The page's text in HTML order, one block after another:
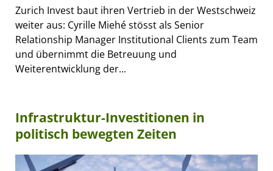
Zurich Invest baut ihren Vertrieb in der Westschweiz
weiter aus: Cyrille Miehé stösst als Senior
Relationship Manager Institutional Clients zum Team
und übernimmt die Betreuung und
Weiterentwicklung der...
Infrastruktur-Investitionen in
politisch bewegten Zeiten